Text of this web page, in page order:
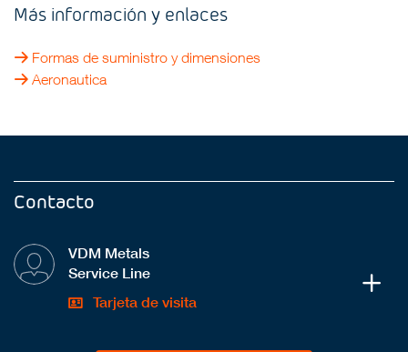
Más información y enlaces
Formas de suministro y dimensiones
Aeronautica
Contacto
VDM Metals
Service Line
Tarjeta de visita